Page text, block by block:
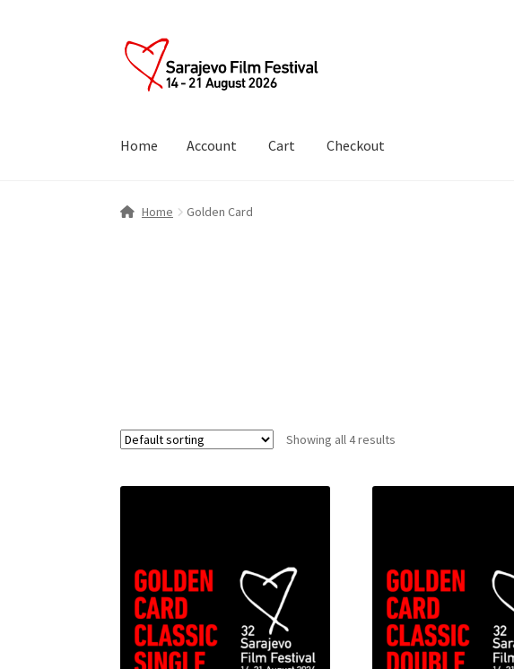
Skip
to
navigation
Skip
to
content
Home Account Cart Checkout
Home Account Cart Checkout
Home Golden Card
Showing all 4 results